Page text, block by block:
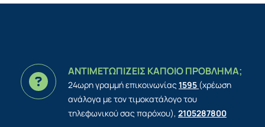
ΑΝΤΙΜΕΤΩΠΙΖΕΙΣ ΚΑΠΟΙΟ ΠΡΟΒΛΗΜΑ;
24ωρη γραμμή επικοινωνίας 1595 (χρέωση
ανάλογα με τον τιμοκατάλογο του
τηλεφωνικού σας παρόχου), 2105287800